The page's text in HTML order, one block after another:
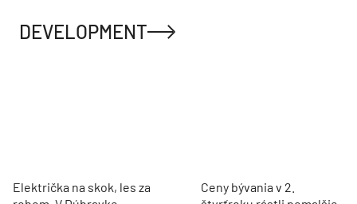
DEVELOPMENT
Električka na skok, les za
Ceny bývania v 2.